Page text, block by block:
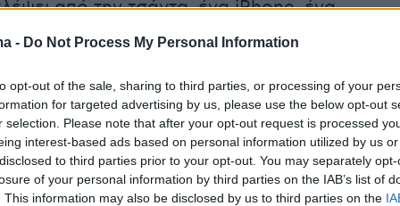
- Do Not Process My Personal Information
opt-out of the sale, sharing to third parties, or processing of your
for targeted advertising by us, please use the below opt-out
selection. Please note that after your opt-out request is processed
interest-based ads based on personal information utilized by us
to third parties prior to your opt-out. You may separately
of your personal information by third parties on the IAB’s list of
This information may also be disclosed by us to third parties on the
από την τσάντα, ένα iPhone, ένα
ένα ρολόι αξίας
500 ευρω
του άλλουiPhone,το οποίο είχε η κοπέλα
η εφαρμογή εντοπισμού και σε
το ζευγάρι εντόπισε τον κατηγορούμενο
άλλο συνεργό του να κρατούν το τηλέφωνο
βρέθηκε πάνω τους και το ρολόι.